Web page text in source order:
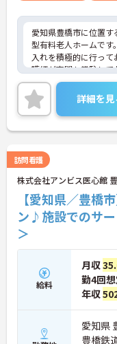
愛知県豊橋市に位置
型有料老人ホームです
入れを積極的に行っ
護師が夜間も常駐し
念できる環境です。
ご興味をお持ちの方に
トをお伝えしますので
いませ。
詳細を見
訪問看護
株式会社アンビス医心館
【愛知県／豊橋
ン♪施設でのサ
＞
給料
月収
勤4回
年収
愛知県
豊橋鉄